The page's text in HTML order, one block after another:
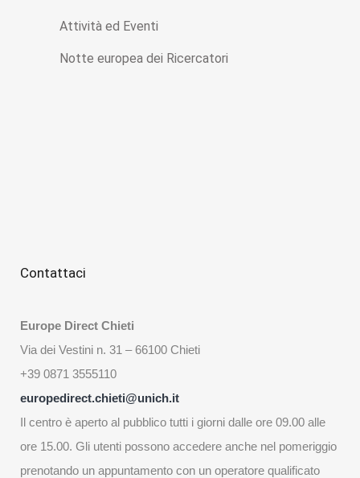
Attività ed Eventi
Notte europea dei Ricercatori
Contattaci
Europe Direct Chieti
Via dei Vestini n. 31 – 66100 Chieti
+39 0871 3555110
europedirect.chieti@unich.it
Il centro è aperto al pubblico tutti i giorni dalle ore 09.00 alle
ore 15.00. Gli utenti possono accedere anche nel pomeriggio
prenotando un appuntamento con un operatore qualificato